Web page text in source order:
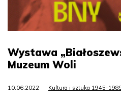
Wystawa
Muzeum Woli
10.06.2022 Kultura i sztuka 1945-